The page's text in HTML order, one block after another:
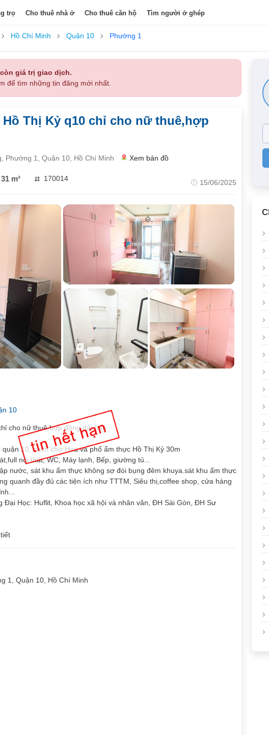
trọ Cho thuê nhà ở Cho thuê căn hộ Tìm người ở ghép
Hồ Chí Minh Quận 10 Phường 1
giá trị giao dịch.
để tìm những tin đăng mới nhất.
Thị Kỷ q10 chỉ cho nữ thuê,hợp
Phường 1, Quận 10, Hồ Chí Minh Xem bản đồ
31 m² 170014 15/06/2025
10
cho nữ thuê,hợp đồng dài hạn
10, cách chợ Hoa và phố ẩm thực Hồ Thị Kỷ 30m
nội thất, WC, Máy lạnh, Bếp, giường tủ...
nước, sát khu ẩm thực không sợ đói bụng đêm khuya.sát khu ẩm thực
quanh đầy đủ các tiện ích như TTTM, Siêu thị,coffee shop, cửa hàng
Đại Học: Huflit, Khoa học xã hội và nhân văn, ĐH Sài Gòn, ĐH Sư
1, Quận 10, Hồ Chí Minh